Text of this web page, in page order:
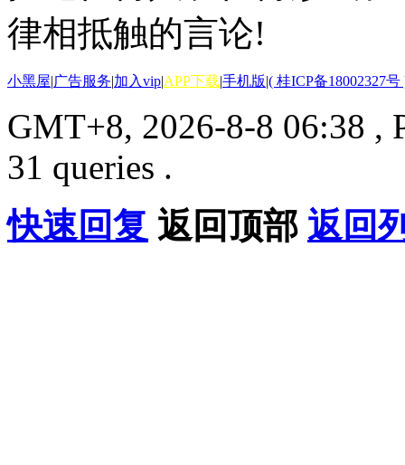
律相抵触的言论!
小黑屋|广告服务|加入vip|APP下载|手机版|( 桂ICP备18002327号
GMT+8, 2026-8-8 06:38 ,
31 queries .
快速回复 返回顶部 返回